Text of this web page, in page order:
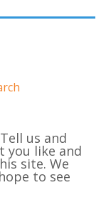
us and
you like and
site. We
to see